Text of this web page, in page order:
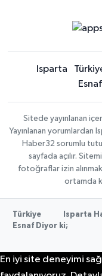
Isparta
Sitede yayınlanan
Yayınlanan yorumlardan
Haber32 sorumlu
sayfada açılır.
fotoğraflar izin
ortamda
Türkiye
Isparta
Esnaf Diyor ki;
En iyi site deneyimi